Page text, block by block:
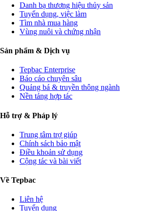
Danh bạ thương hiệu thủy sản
Tuyển dụng, việc làm
Tìm nhà mua hàng
Vùng nuôi và chứng nhận
Sản phẩm & Dịch vụ
Tepbac Enterprise
Báo cáo chuyên sâu
Quảng bá & truyền thông ngành
Nền tảng hợp tác
Hỗ trợ & Pháp lý
Trung tâm trợ giúp
Chính sách bảo mật
Điều khoản sử dụng
Cộng tác và bài viết
Về Tepbac
Liên hệ
Tuyển dụng